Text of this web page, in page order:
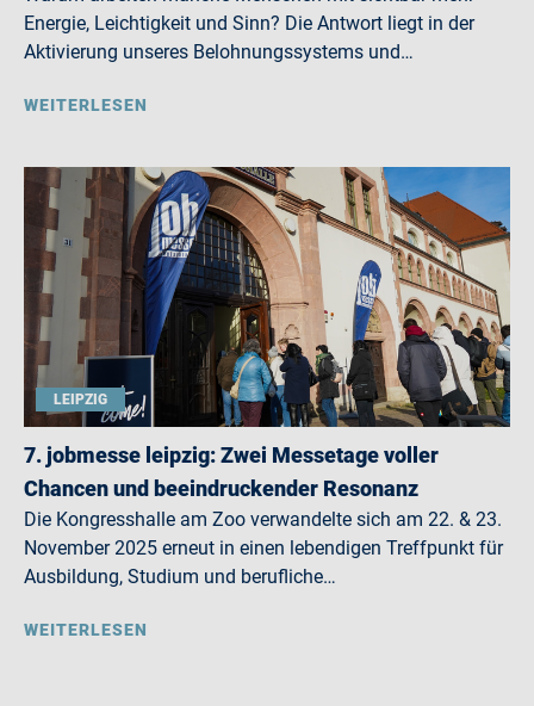
Energie, Leichtigkeit und Sinn? Die Antwort liegt in der
Aktivierung unseres Belohnungssystems und…
WEITERLESEN
LEIPZIG
7. jobmesse leipzig: Zwei Messetage voller
Chancen und beeindruckender Resonanz
Die Kongresshalle am Zoo verwandelte sich am 22. & 23.
November 2025 erneut in einen lebendigen Treffpunkt für
Ausbildung, Studium und berufliche…
WEITERLESEN